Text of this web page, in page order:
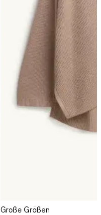
Große Größen